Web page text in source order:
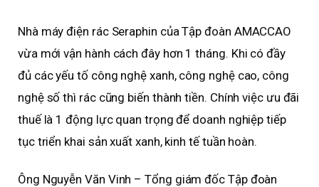
Nhà máy điện rác Seraphin của Tập đoàn AMACCAO
vừa mới vận hành cách đây hơn 1 tháng. Khi có đầy
đủ các yếu tố công nghệ xanh, công nghệ cao, công
nghệ số thì rác cũng biến thành tiền. Chính việc ưu đãi
thuế là 1 động lực quan trọng để doanh nghiệp tiếp
tục triển khai sản xuất xanh, kinh tế tuần hoàn.
Ông Nguyễn Văn Vinh – Tổng giám đốc Tập đoàn